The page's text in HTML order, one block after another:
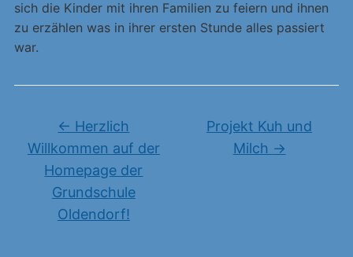
sich die Kinder mit ihren Familien zu feiern und ihnen
zu erzählen was in ihrer ersten Stunde alles passiert
war.
← Herzlich
Willkommen auf der
Homepage der
Grundschule
Oldendorf!
Projekt Kuh und
Milch →